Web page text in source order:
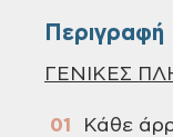
Περιγραφή
ΓΕΝΙΚΕΣ
Κάθε